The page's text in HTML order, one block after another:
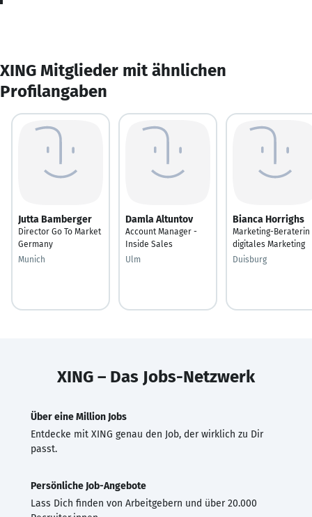
XING Mitglieder mit ähnlichen
Profilangaben
Jutta Bamberger
Director Go To Market
Germany
Munich
Damla Altuntov
Account Manager -
Inside Sales
Ulm
Bianca Horrighs
Marketing-Beraterin
digitales Marketing
Duisburg
XING – Das Jobs-Netzwerk
Über eine Million Jobs
Entdecke mit XING genau den Job, der wirklich zu Dir
passt.
Persönliche Job-Angebote
Lass Dich finden von Arbeitgebern und über 20.000